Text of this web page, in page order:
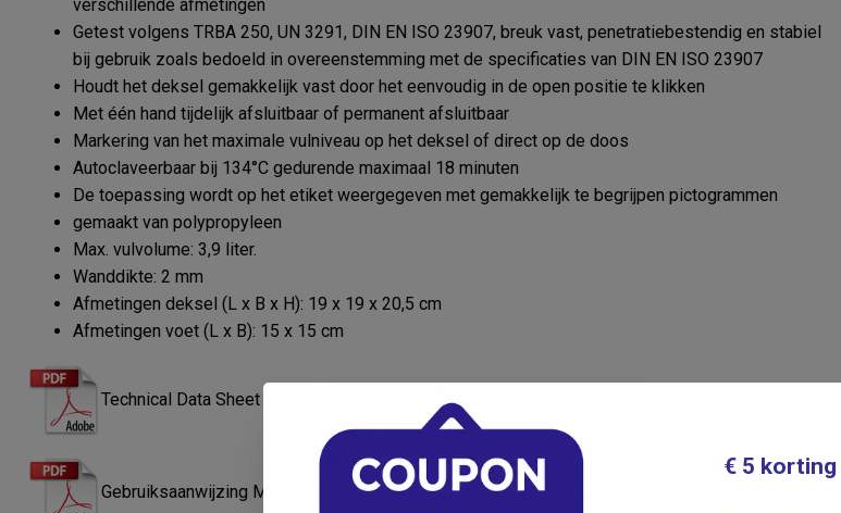
verschillende afmetingen
Getest volgens TRBA 250, UN 3291, DIN EN ISO 23907, breuk vast, penetratiebestendig en stabiel
bij gebruik zoals bedoeld in overeenstemming met de specificaties van DIN EN ISO 23907
Houdt het deksel gemakkelijk vast door het eenvoudig in de open positie te klikken
Met één hand tijdelijk afsluitbaar of permanent afsluitbaar
Markering van het maximale vulniveau op het deksel of direct op de doos
Autoclaveerbaar bij 134°C gedurende maximaal 18 minuten
De toepassing wordt op het etiket weergegeven met gemakkelijk te begrijpen pictogrammen
gemaakt van polypropyleen
Max. vulvolume: 3,9 liter.
Wanddikte: 2 mm
Afmetingen deksel (L x B x H): 19 x 19 x 20,5 cm
Afmetingen voet (L x B): 15 x 15 cm
Technical Data Sheet Medibox naaldcontainer
Gebruiksaanwijzing Medibox naaldcontainer
€ 5